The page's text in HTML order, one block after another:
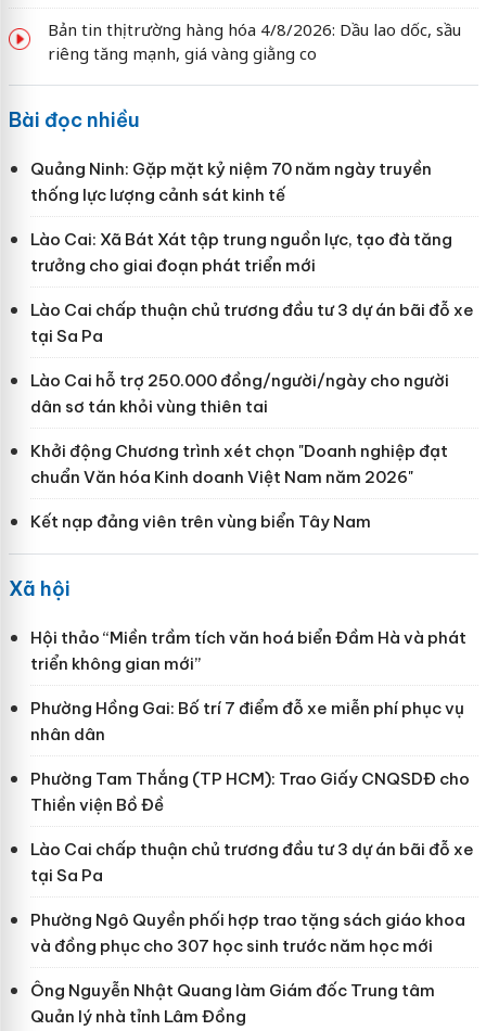
Bản tin thị trường hàng hóa 4/8/2026: Dầu lao dốc, sầu
riêng tăng mạnh, giá vàng giằng co
Bài đọc nhiều
Quảng Ninh: Gặp mặt kỷ niệm 70 năm ngày truyền
thống lực lượng cảnh sát kinh tế
Lào Cai: Xã Bát Xát tập trung nguồn lực, tạo đà tăng
trưởng cho giai đoạn phát triển mới
Lào Cai chấp thuận chủ trương đầu tư 3 dự án bãi đỗ xe
tại Sa Pa
Lào Cai hỗ trợ 250.000 đồng/người/ngày cho người
dân sơ tán khỏi vùng thiên tai
Khởi động Chương trình xét chọn "Doanh nghiệp đạt
chuẩn Văn hóa Kinh doanh Việt Nam năm 2026"
Kết nạp đảng viên trên vùng biển Tây Nam
Xã hội
Hội thảo “Miền trầm tích văn hoá biển Đầm Hà và phát
triển không gian mới”
Phường Hồng Gai: Bố trí 7 điểm đỗ xe miễn phí phục vụ
nhân dân
Phường Tam Thắng (TP HCM): Trao Giấy CNQSDĐ cho
Thiền viện Bồ Đề
Lào Cai chấp thuận chủ trương đầu tư 3 dự án bãi đỗ xe
tại Sa Pa
Phường Ngô Quyền phối hợp trao tặng sách giáo khoa
và đồng phục cho 307 học sinh trước năm học mới
Ông Nguyễn Nhật Quang làm Giám đốc Trung tâm
Quản lý nhà tỉnh Lâm Đồng